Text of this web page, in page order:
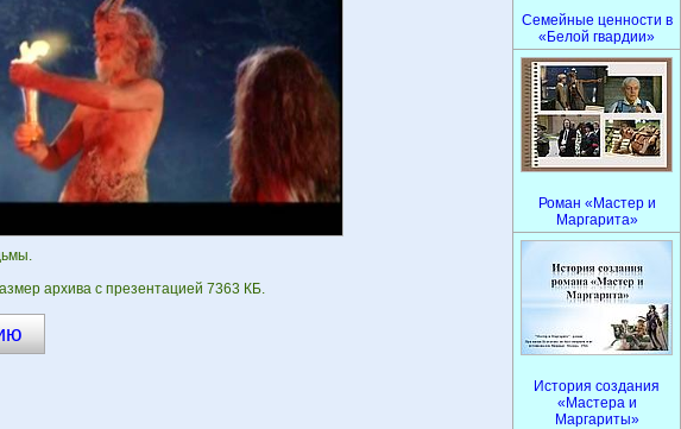
архива с презентацией 7363 КБ.
Семейные ценности в
«Белой гвардии»
Роман «Мастер и
Маргарита»
История создания
«Мастера и
Маргариты»